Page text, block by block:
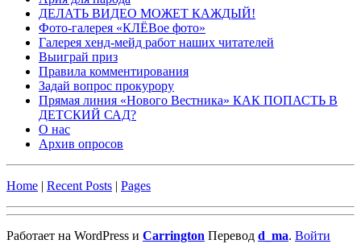
ДЕЛАТЬ ВИДЕО МОЖЕТ КАЖДЫЙ!
Фото-галерея «КЛЁВое фото»
Галерея хенд-мейд работ наших читателей
Выиграй приз
Правила комментирования
Задай вопрос прокурору
Прямая линия «Нового Вестника» КАК ПОПАСТЬ В
ДЕТСКИЙ САД?
О нас
Архив опросов
Home | Recent Posts | Pages
Работает на WordPress и Carrington Перевод d_ma. Войти